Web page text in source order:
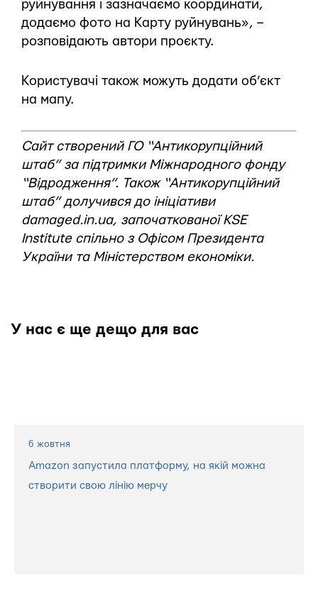
руйнування і зазначаємо координати,
додаємо фото на Карту руйнувань», –
розповідають автори проєкту.
Користувачі також можуть додати об’єкт
на мапу.
Сайт створений ГО “Антикорупційний
штаб” за підтримки Міжнародного фонду
“Відродження”. Також “Антикорупційний
штаб” долучився до ініціативи
damaged.in.ua, започаткованої KSE
Institute спільно з Офісом Президента
України та Міністерством економіки.
У нас є ще дещо для вас
6 жовтня
Amazon запустила платформу, на якій можна
створити свою лінію мерчу